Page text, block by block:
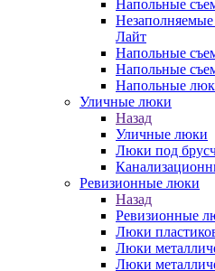
Напольные
Лайт
Напольные
Напольные
Напольные
Уличные люки
Назад
Уличные люки
Люки под
Ревизионные люки
Назад
Ревизионные
Люки
Люки
Люки